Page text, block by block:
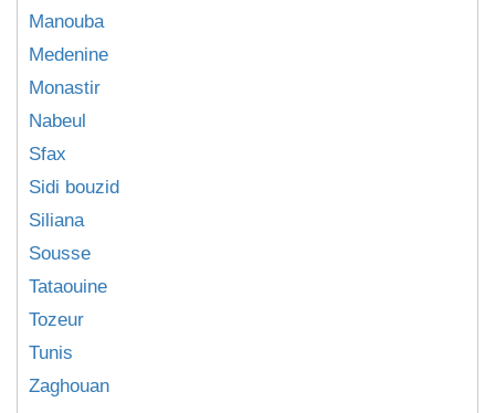
Manouba
Medenine
Monastir
Nabeul
Sfax
Sidi bouzid
Siliana
Sousse
Tataouine
Tozeur
Tunis
Zaghouan